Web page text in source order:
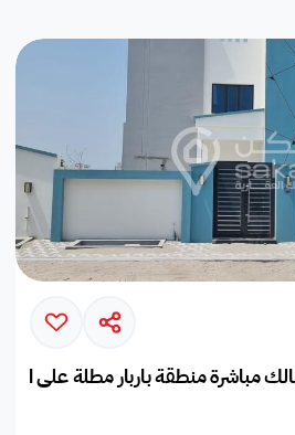
مباشرة منطقة باربار مطلة على